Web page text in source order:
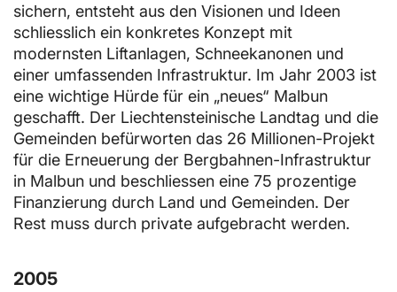
sichern, entsteht aus den Visionen und Ideen
schliesslich ein konkretes Konzept mit
modernsten Liftanlagen, Schneekanonen und
einer umfassenden Infrastruktur. Im Jahr 2003 ist
eine wichtige Hürde für ein „neues“ Malbun
geschafft. Der Liechtensteinische Landtag und die
Gemeinden befürworten das 26 Millionen-Projekt
für die Erneuerung der Bergbahnen-Infrastruktur
in Malbun und beschliessen eine 75 prozentige
Finanzierung durch Land und Gemeinden. Der
Rest muss durch private aufgebracht werden.
2005